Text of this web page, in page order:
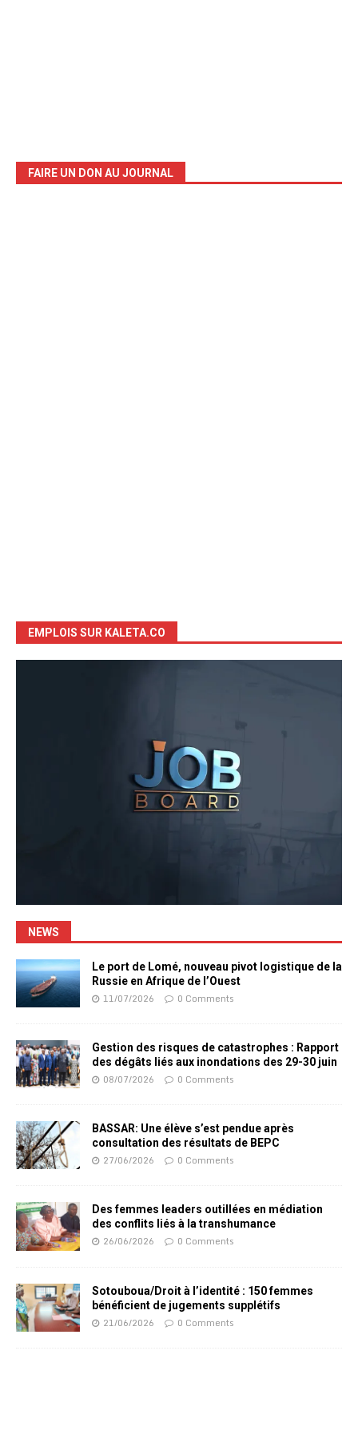
FAIRE UN DON AU JOURNAL
EMPLOIS SUR KALETA.CO
NEWS
Le port de Lomé, nouveau pivot logistique de la
Russie en Afrique de l’Ouest
11/07/2026 0 Comments
Gestion des risques de catastrophes : Rapport
des dégâts liés aux inondations des 29-30 juin
08/07/2026 0 Comments
BASSAR: Une élève s’est pendue après
consultation des résultats de BEPC
27/06/2026 0 Comments
Des femmes leaders outillées en médiation
des conflits liés à la transhumance
26/06/2026 0 Comments
Sotouboua/Droit à l’identité : 150 femmes
bénéficient de jugements supplétifs
21/06/2026 0 Comments